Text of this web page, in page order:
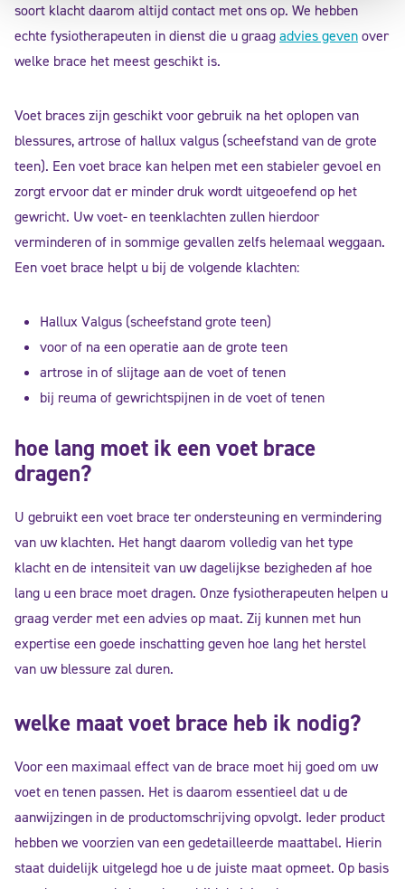
soort klacht daarom altijd contact met ons op. We hebben
echte fysiotherapeuten in dienst die u graagadvies gevenover
welke brace het meest geschikt is.
Voet braces zijn geschikt voor gebruik na het oplopen van
blessures, artrose of hallux valgus (scheefstand van de grote
teen). Een voet brace kan helpen met een stabieler gevoel en
zorgt ervoor dat er minder druk wordt uitgeoefend op het
gewricht. Uw voet- en teenklachten zullen hierdoor
verminderen of in sommige gevallen zelfs helemaal weggaan.
Een voet brace helpt u bij de volgende klachten:
Hallux Valgus (scheefstand grote teen)
voor of na een operatie aan de grote teen
artrose in of slijtage aan de voet of tenen
bij reuma of gewrichtspijnen in de voet of tenen
hoe lang moet ik een voet brace
dragen?
U gebruikt een voet brace ter ondersteuning en vermindering
van uw klachten. Het hangt daarom volledig van het type
klacht en de intensiteit van uw dagelijkse bezigheden af hoe
lang u een brace moet dragen. Onze fysiotherapeuten helpen u
graag verder met een advies op maat. Zij kunnen met hun
expertise een goede inschatting geven hoe lang het herstel
van uw blessure zal duren.
welke maat voet brace heb ik nodig?
Voor een maximaal effect van de brace moet hij goed om uw
voet en tenen passen. Het is daarom essentieel dat u de
aanwijzingen in de productomschrijving opvolgt. Ieder product
hebben we voorzien van een gedetailleerde maattabel. Hierin
staat duidelijk uitgelegd hoe u de juiste maat opmeet. Op basis